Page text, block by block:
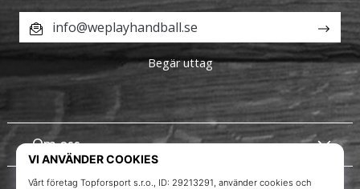
Om oss
info@weplayhandball.se
Begär uttag